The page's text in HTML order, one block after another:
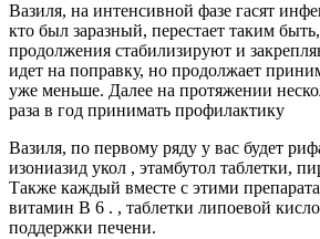
Вазиля, на интенсивной фазе гасят
кто был заразный, перестает таким
продолжения стабилизируют и
идет на поправку, но продолжает
уже меньше. Далее на протяжении
раза в год принимать профилактику
Вазиля, по первому ряду у вас будет
изониазид укол , этамбутол таблетки,
Также каждый вместе с этими
витамин B 6 . , таблетки липоевой
поддержки печени.